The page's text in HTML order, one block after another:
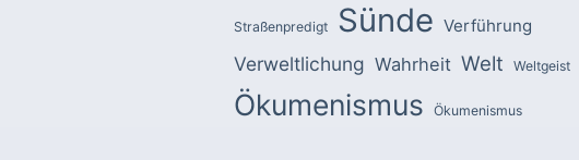
Straßenpredigt Sünde Verführung
Verweltlichung Wahrheit Welt Weltgeist
Ökumenismus Ökumenismus